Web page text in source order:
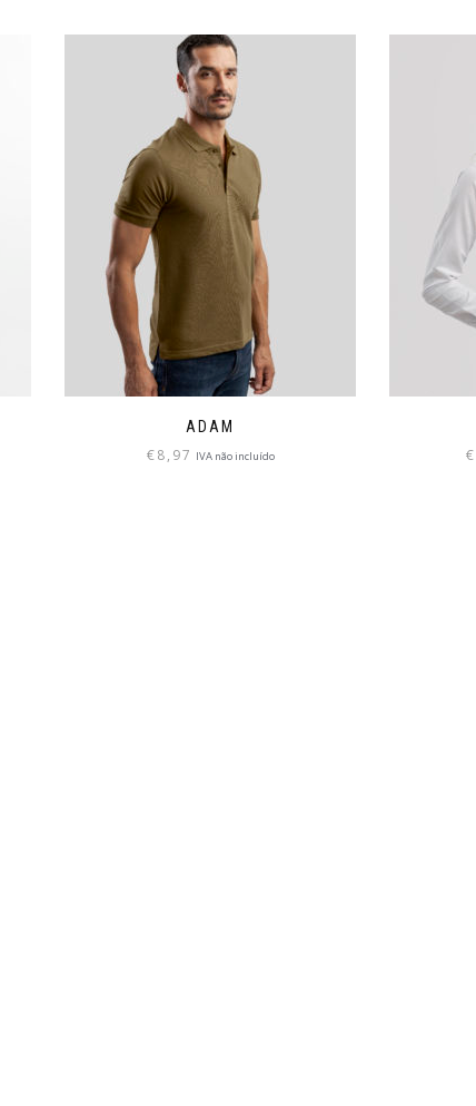
ADAM
€8,97 IVA não incluído €